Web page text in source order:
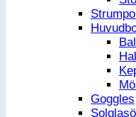
Goggles